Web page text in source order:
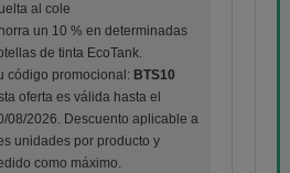
al cole
un 10 % en determinadas
de tinta EcoTank.
código promocional: BTS10
oferta es válida hasta el
08/2026. Descuento aplicable a
unidades por producto y
como máximo.